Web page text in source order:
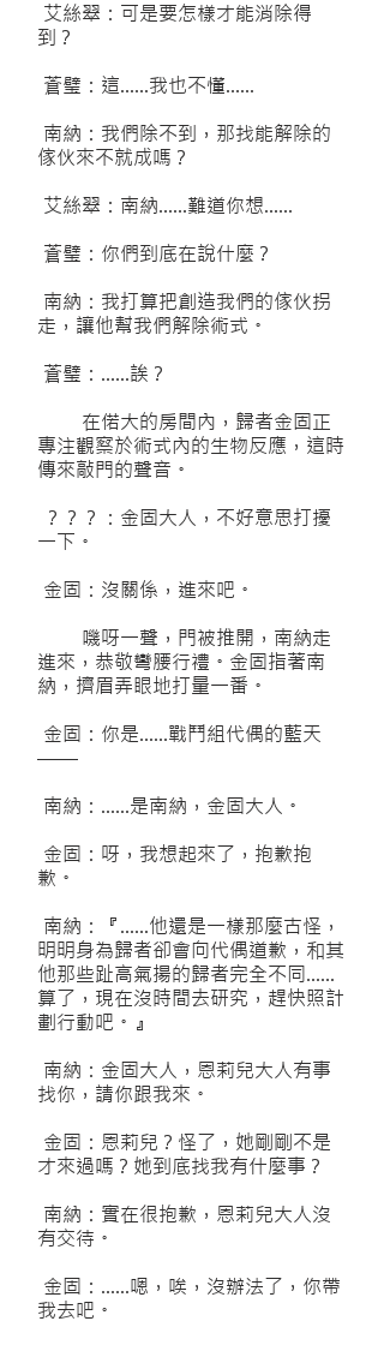
艾絲翠：可是要怎樣才能消除得
到？
蒼璧：這……我也不懂……
南納：我們除不到，那找能解除的
傢伙來不就成嗎？
艾絲翠：南納……難道你想……
蒼璧：你們到底在說什麼？
南納：我打算把創造我們的傢伙拐
走，讓他幫我們解除術式。
蒼璧：……誒？
在偌大的房間內，歸者金固正
專注觀察於術式內的生物反應，這時
傳來敲門的聲音。
？？？：金固大人，不好意思打擾
一下。
金固：沒關係，進來吧。
嘰呀一聲，門被推開，南納走
進來，恭敬彎腰行禮。金固指著南
納，擠眉弄眼地打量一番。
金固：你是……戰鬥組代偶的藍天
——
南納：……是南納，金固大人。
金固：呀，我想起來了，抱歉抱
歉。
南納：『……他還是一樣那麼古怪，
明明身為歸者卻會向代偶道歉，和其
他那些趾高氣揚的歸者完全不同……
算了，現在沒時間去研究，趕快照計
劃行動吧。』
南納：金固大人，恩莉兒大人有事
找你，請你跟我來。
金固：恩莉兒？怪了，她剛剛不是
才來過嗎？她到底找我有什麼事？
南納：實在很抱歉，恩莉兒大人沒
有交待。
金固：……嗯，唉，沒辦法了，你帶
我去吧。